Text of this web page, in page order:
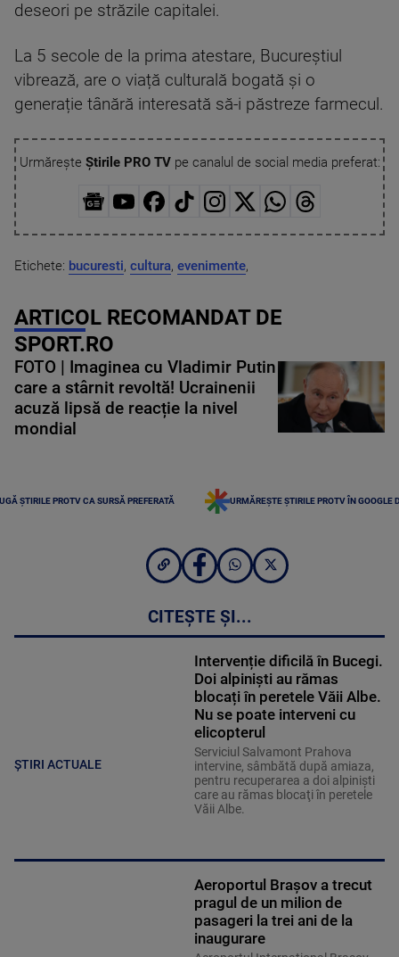
deseori pe străzile capitalei.
La 5 secole de la prima atestare, Bucureștiul
vibrează, are o viață culturală bogată și o
generație tânără interesată să-i păstreze farmecul.
Urmărește Știrile PRO TVpe canalul de social media preferat:
Etichete: bucuresti, cultura, evenimente,
ARTICOL RECOMANDAT DE
SPORT.RO
FOTO | Imaginea cu Vladimir Putin
care a stârnit revoltă! Ucrainenii
acuză lipsă de reacție la nivel
mondial
ȘTIRILE PROTV CA SURSĂ PREFERATĂ URMĂREȘTE ȘTIRILE PROTV ÎN GOOGLE
CITEȘTE ȘI...
ȘTIRI ACTUALE
Intervenție dificilă în Bucegi.
Doi alpiniști au rămas
blocați în peretele Văii Albe.
Nu se poate interveni cu
elicopterul
Serviciul Salvamont Prahova
intervine, sâmbătă după amiaza,
pentru recuperarea a doi alpinişti
care au rămas blocaţi în peretele
Văii Albe.
Aeroportul Brașov a trecut
pragul de un milion de
pasageri la trei ani de la
inaugurare